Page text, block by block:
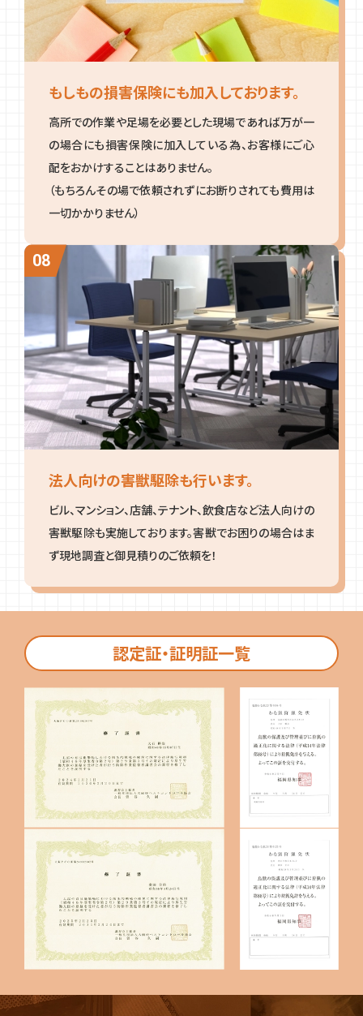
もしもの損害保険にも加入しております。
高所での作業や足場を必要とした現場であれば万が一
の場合にも損害保険に加入している為、お客様にご心
配をおかけすることはありません。
（もちろんその場で依頼されずにお断りされても費用は
一切かかりません）
法人向けの害獣駆除も行います。
ビル、マンション、店舗、テナント、飲食店など法人向けの
害獣駆除も実施しております。害獣でお困りの場合はま
ず現地調査と御見積りのご依頼を！
認定証・証明証一覧